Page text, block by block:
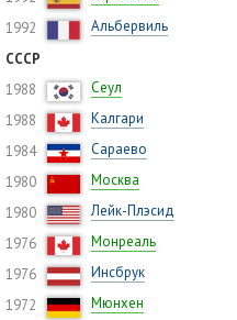
1992
Альбервиль
СССР
1988
Сеул
1988
Калгари
1984
Сараево
1980
Москва
1980
Лейк-Плэсид
1976
Монреаль
1976
Инсбрук
1972
Мюнхен